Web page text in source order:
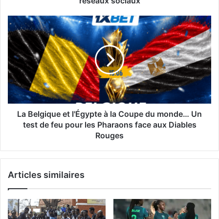
La
rumeur
concernant
sa
remplaçante
enflamme
les
réseaux
sociaux
La
Belgique
et
l'Égypte
à
la
Coupe
du
monde…
pour
Pharaons
Diables
Rouges
La Belgique et l'Égypte à la Coupe du monde… Un
test de feu pour les Pharaons face aux Diables
Rouges
Articles similaires